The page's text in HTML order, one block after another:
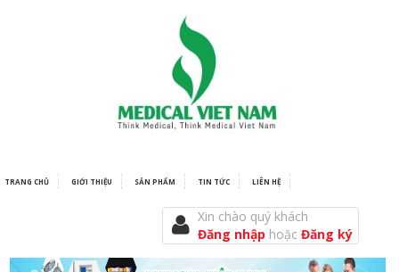
TRANG CHỦ GIỚI THIỆU SẢN PHẨM TIN TỨC LIÊN HỆ
Xin chào quý khách
Đăng nhập hoặcĐăng ký